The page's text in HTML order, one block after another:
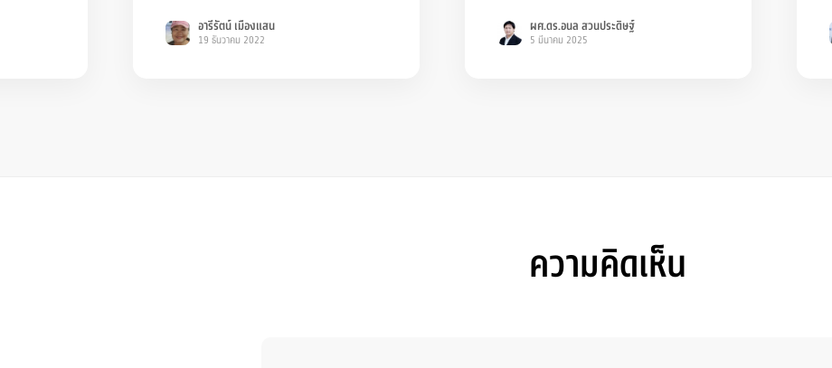
อารีรัตน์ เมืองแสน
19 ธันวาคม 2022
จังหวัดบุรีรัมย์
ผศ.ดร.อนล สวนประดิษฐ์
5 มีนาคม 2025
ความคิดเห็น